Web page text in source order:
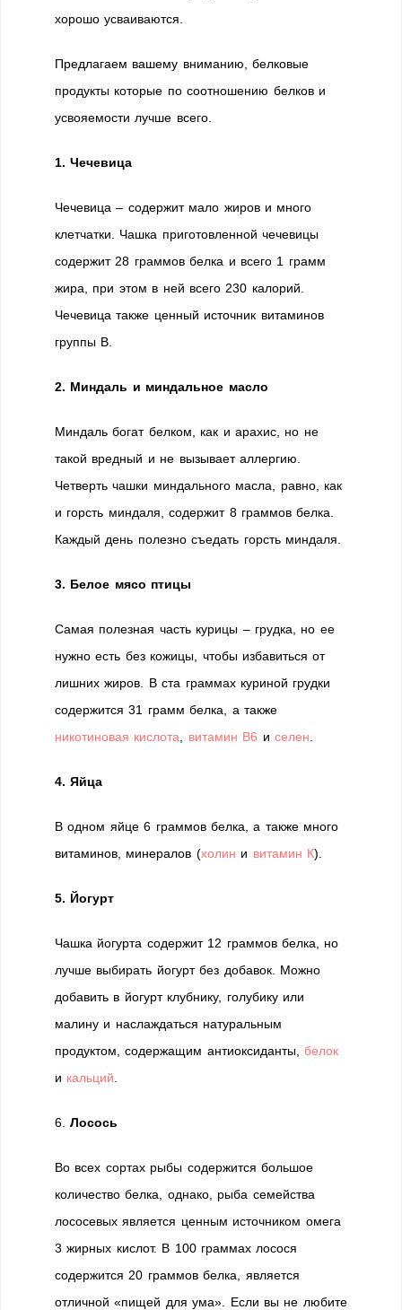
хорошо усваиваются.
Предлагаем вашему вниманию, белковые
продукты которые по соотношению белков и
усвояемости лучше всего.
1. Чечевица
Чечевица – содержит мало жиров и много
клетчатки. Чашка приготовленной чечевицы
содержит 28 граммов белка и всего 1 грамм
жира, при этом в ней всего 230 калорий.
Чечевица также ценный источник витаминов
группы В.
2. Миндаль и миндальное масло
Миндаль богат белком, как и арахис, но не
такой вредный и не вызывает аллергию.
Четверть чашки миндального масла, равно, как
и горсть миндаля, содержит 8 граммов белка.
Каждый день полезно съедать горсть миндаля.
3. Белое мясо птицы
Самая полезная часть курицы – грудка, но ее
нужно есть без кожицы, чтобы избавиться от
лишних жиров. В ста граммах куриной грудки
содержится 31 грамм белка, а также
никотиновая кислота
витамин В6 иселен
4. Яйца
В одном яйце 6 граммов белка, а также много
витаминов, минералов (холин и витамин К).
5. Йогурт
Чашка йогурта содержит 12 граммов белка, но
лучше выбирать йогурт без добавок. Можно
добавить в йогурт клубнику, голубику или
малину и наслаждаться натуральным
продуктом, содержащим антиоксиданты,белок
и кальций
6.Лосось
Во всех сортах рыбы содержится большое
количество белка, однако, рыба семейства
лососевых является ценным источником омега
3 жирных кислот. В 100 граммах лосося
содержится 20 граммов белка, является
отличной «пищей для ума». Если вы не любите